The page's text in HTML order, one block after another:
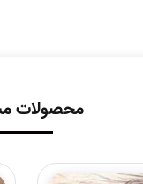
محصولات